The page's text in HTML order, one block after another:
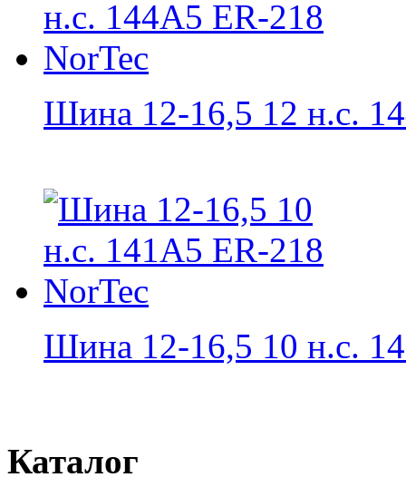
Шина 12-16,5 12 н.с.
Шина 12-16,5 10 н.с.
Каталог